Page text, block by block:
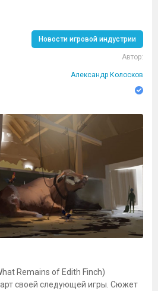
Новости игровой индустрии
Автор:
Александр Колосков
Remains of Edith Finch)
своей следующей игры. Сюжет